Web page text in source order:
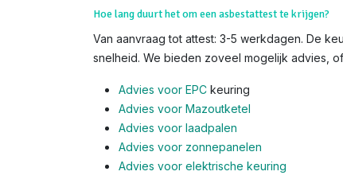
Hoe lang duurt het om een asbestattest te krijgen?
Van aanvraag tot attest: 3-5 werkdagen. De
snelheid. We bieden zoveel mogelijk advies,
Advies voor EPC keuring
Advies voor Mazoutketel
Advies voor laadpalen
Advies voor zonnepanelen
Advies voor elektrische keuring